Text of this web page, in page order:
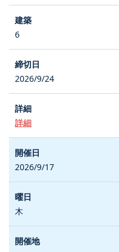
6
2026/9/24
詳細
2026/9/17
木